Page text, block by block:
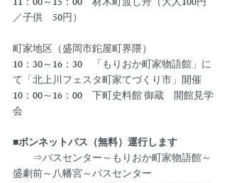
／子供　50円）
町家地区（盛岡市鉈屋町界隈）
10：30～16：30　「もりおか町家物語館」に
て「北上川フェスタ町家てづくり市」開催
10：00～16：00　下町史料館 御蔵　開館見学
会
■ボンネットバス（無料）運行します
⇒バスセンター～もりおか町家物語館～
盛劇前～八幡宮～バスセンター